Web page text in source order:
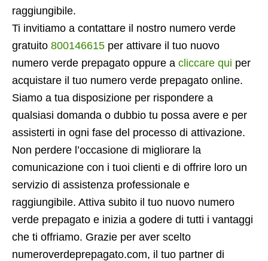
raggiungibile.
Ti invitiamo a contattare il nostro numero verde
gratuito 800146615 per attivare il tuo nuovo
numero verde prepagato oppure a cliccare qui per
acquistare il tuo numero verde prepagato online.
Siamo a tua disposizione per rispondere a
qualsiasi domanda o dubbio tu possa avere e per
assisterti in ogni fase del processo di attivazione.
Non perdere l’occasione di migliorare la
comunicazione con i tuoi clienti e di offrire loro un
servizio di assistenza professionale e
raggiungibile. Attiva subito il tuo nuovo numero
verde prepagato e inizia a godere di tutti i vantaggi
che ti offriamo. Grazie per aver scelto
numeroverdeprepagato.com, il tuo partner di